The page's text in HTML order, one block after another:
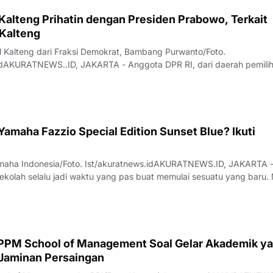
Prihatin dengan Presiden Prabowo, Terkait
Kalteng dari Fraksi Demokrat, Bambang Purwanto/Foto.
JAKARTA - Anggota DPR RI, dari daerah
Bambang Purwanto, mengaku kasihan dengan Presiden
Fazzio Special Edition Sunset Blue? Ikuti
Indonesia/Foto. Ist/akuratnews.idAKURATNEWS.ID, JAKARTA -
selalu jadi waktu yang pas buat memulai sesuatu yang baru.
outfit, sampai kendaraan yang dipakai buat beraktivitas
of Management Soal Gelar Akademik yang
Persaingan